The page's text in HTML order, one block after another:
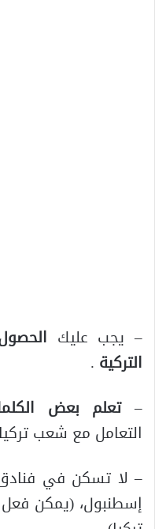
– يجب عليك
التركية .
–تعلم بعض
التعامل مع شعب